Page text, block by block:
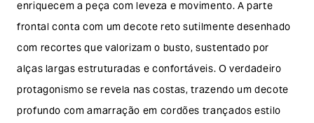
enriquecem a peça com leveza e movimento. A parte
frontal conta com um decote reto sutilmente desenhado
com recortes que valorizam o busto, sustentado por
alças largas estruturadas e confortáveis. O verdadeiro
protagonismo se revela nas costas, trazendo um decote
profundo com amarração em cordões trançados estilo